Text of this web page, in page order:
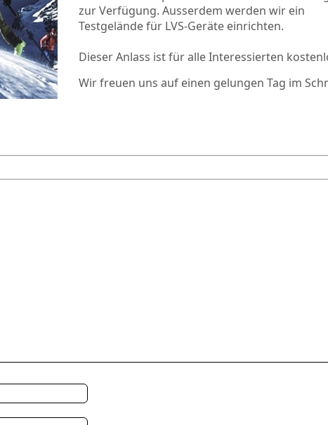
zur Verfügung. Ausserdem werden wir ein
Testgelände für LVS-Geräte einrichten.
Dieser Anlass ist für alle Interessierten
Wir freuen uns auf einen gelungen Tag im